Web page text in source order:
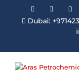
FacebookLinkedin
Dubai: